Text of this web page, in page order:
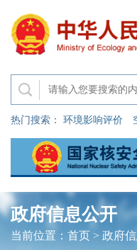
热门搜索： 环境影响评价
政府信息公开
当前位置： 首页> 政府